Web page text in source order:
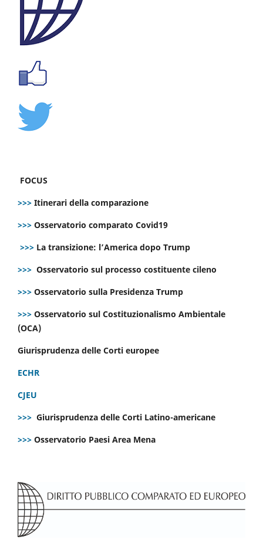
FOCUS
>>> Itinerari della comparazione
>>> Osservatorio comparato Covid19
>>> La transizione: l’America dopo Trump
>>> Osservatorio sul processo costituente cileno
>>> Osservatorio sulla Presidenza Trump
>>> Osservatorio sul Costituzionalismo Ambientale
(OCA)
Giurisprudenza delle Corti europee
ECHR
CJEU
>>> Giurisprudenza delle Corti Latino-americane
>>> Osservatorio Paesi Area Mena